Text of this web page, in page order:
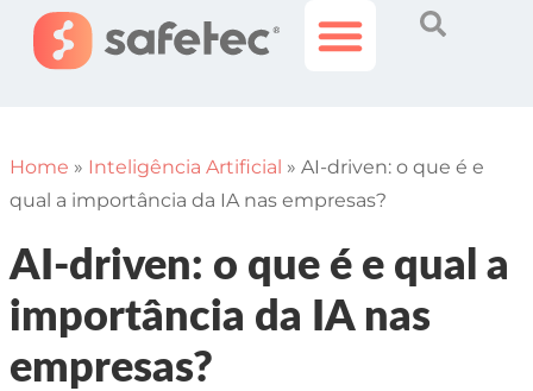
Home » Inteligência Artificial » AI-driven: o que é e
qual a importância da IA nas empresas?
AI-driven: o que é e qual a
importância da IA nas
empresas?